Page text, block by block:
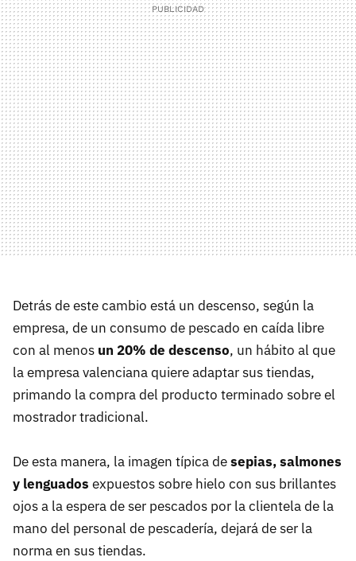
Detrás de este cambio está un descenso, según la
empresa, de un consumo de pescado en caída libre
con al menos un 20% de descenso, un hábito al que
la empresa valenciana quiere adaptar sus tiendas,
primando la compra del producto terminado sobre el
mostrador tradicional.
De esta manera, la imagen típica desepias, salmones
y lenguados expuestos sobre hielo con sus brillantes
ojos a la espera de ser pescados por la clientela de la
mano del personal de pescadería, dejará de ser la
norma en sus tiendas.